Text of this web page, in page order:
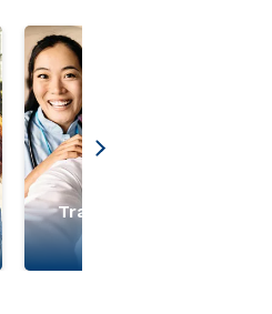
Transferência
Medicina